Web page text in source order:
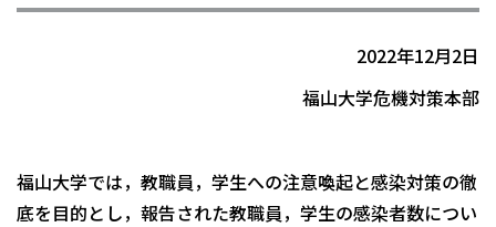
2022年12月2日
福山大学危機対策本部
福山大学では，教職員，学生への注意喚起と感染対策の徹
底を目的とし，報告された教職員，学生の感染者数につい